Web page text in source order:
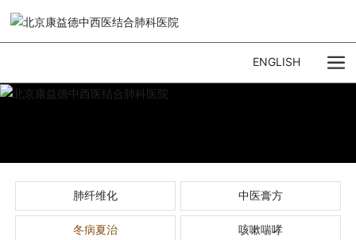
ENGLISH
肺纤维化 中医膏方
冬病夏治 咳嗽喘哮